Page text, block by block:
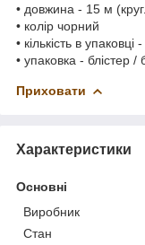
• довжина - 15 м
• колір чорний
• кількість в упаковці
• упаковка - блістер /
Приховати
Характеристики
Основні
Виробник
Стан